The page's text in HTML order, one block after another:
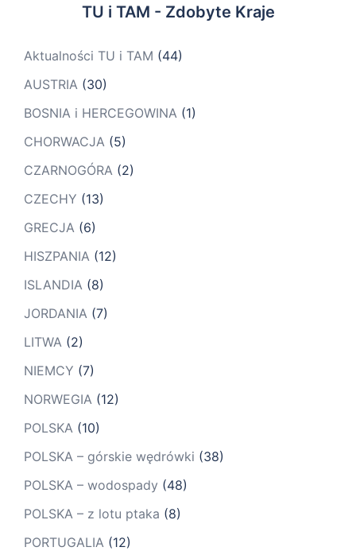
TU i TAM - Zdobyte Kraje
Aktualności TU i TAM (44)
AUSTRIA (30)
BOSNIA i HERCEGOWINA (1)
CHORWACJA (5)
CZARNOGÓRA (2)
CZECHY (13)
GRECJA (6)
HISZPANIA (12)
ISLANDIA (8)
JORDANIA (7)
LITWA (2)
NIEMCY (7)
NORWEGIA (12)
POLSKA (10)
POLSKA – górskie wędrówki (38)
POLSKA – wodospady (48)
POLSKA – z lotu ptaka (8)
PORTUGALIA (12)